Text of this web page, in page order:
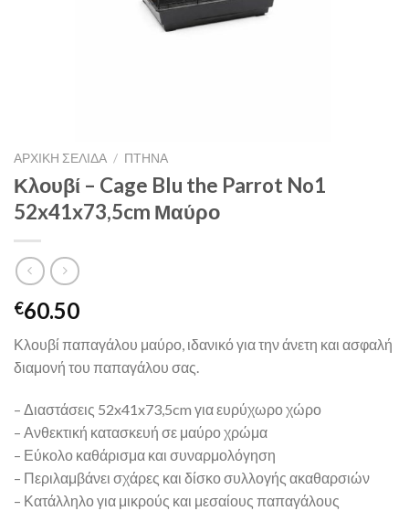
ΑΡΧΙΚΉ ΣΕΛΊΔΑ / ΠΤΗΝΑ
Κλουβί – Cage Blu the Parrot No1
52x41x73,5cm Μαύρο
€60.50
Κλουβί παπαγάλου μαύρο, ιδανικό για την άνετη και ασφαλή
διαμονή του παπαγάλου σας.
– Διαστάσεις 52x41x73,5cm για ευρύχωρο χώρο
– Ανθεκτική κατασκευή σε μαύρο χρώμα
– Εύκολο καθάρισμα και συναρμολόγηση
– Περιλαμβάνει σχάρες και δίσκο συλλογής ακαθαρσιών
– Κατάλληλο για μικρούς και μεσαίους παπαγάλους